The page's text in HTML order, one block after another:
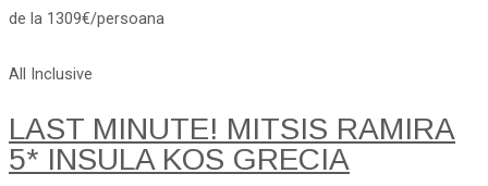
de la 1309€/persoana
All Inclusive
LAST MINUTE! MITSIS RAMIRA
5* INSULA KOS GRECIA